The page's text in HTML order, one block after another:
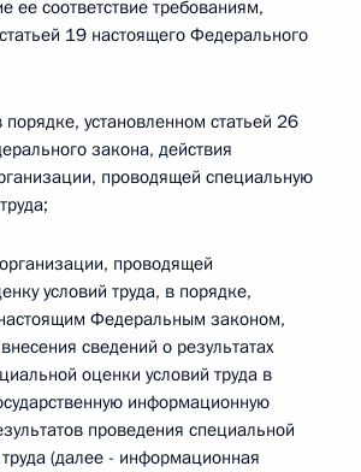
ее соответствие требованиям,
19 настоящего Федерального
установленном статьей 26
закона, действия
проводящей специальную
проводящей
условий труда, в порядке,
Федеральным законом,
сведений о результатах
оценки условий труда в
информационную
проведения специальной
(далее - информационная